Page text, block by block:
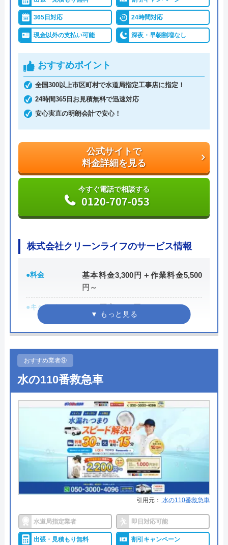
でも安心してご依頼いただけます。
2,000円のWeb割引もあり、お得に作業を依頼でき
公式サイトで
料金詳細を見る
0120-998-798
ミズラックの基本情報
株式会社JMC
所在地
〒150-0002
日本全国
365日対応 24時間対応
現金以外の支払い可能 深夜・早朝割増なし
おすすめポイント
全国300以上市区町村で水道局指定工事店に指定！
24時間365日お見積無料で迅速対応
安心実直の明朗会計で安心！
公式サイトで
料金詳細を見る
今すぐ電話で相談する
0120-707-053
株式会社クリーンライフのサービス情報
●料金
基本料金3,300円＋作業料金5,500
円～
●キャンペーン
WEB限定3,000円OFF
※10,000円以上で適用
●受付時間
●定休日 年中無休
●出張見積もり 出張見積もり無料
現金、銀行振込、クレジットカー
ド、コンビニ後払い、QR決済
●累計実績 施工実績30万件を達成
修理に応じて1～3年の無料点検、
無料保証を用意
詳細は公式HPでご確認ください
株式会社クリーンライフがおすすめの理由
おすすめ業者⑨
水の110番救急車
引用元： 水の110番救急車
水道局指定業者 即日対応可能
出張・見積もり無料 割引キャンペーン